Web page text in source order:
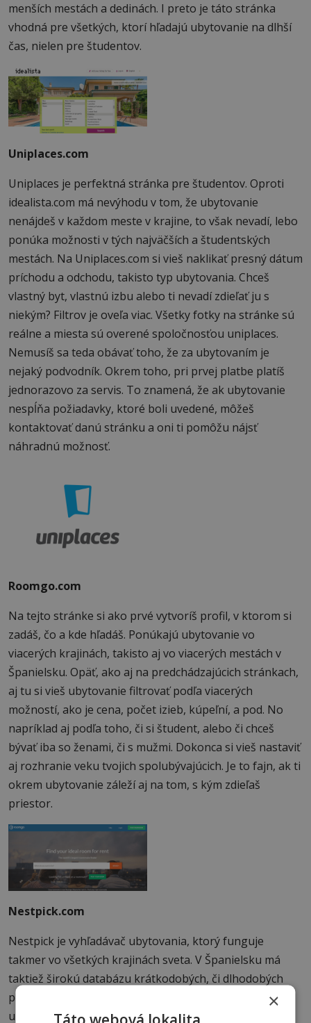
menších mestách a dedinách. I preto je táto stránka
vhodná pre všetkých, ktorí hľadajú ubytovanie na dlhší
čas, nielen pre študentov.
Uniplaces.com
Uniplaces je perfektná stránka pre študentov. Oproti
idealista.com má nevýhodu v tom, že ubytovanie
nenájdeš v každom meste v krajine, to však nevadí, lebo
ponúka možnosti v tých najväčších a študentských
mestách. Na Uniplaces.com si vieš naklikať presný dátum
príchodu a odchodu, takisto typ ubytovania. Chceš
vlastný byt, vlastnú izbu alebo ti nevadí zdieľať ju s
niekým? Filtrov je oveľa viac. Všetky fotky na stránke sú
reálne a miesta sú overené spoločnosťou uniplaces.
Nemusíš sa teda obávať toho, že za ubytovaním je
nejaký podvodník. Okrem toho, pri prvej platbe platíš
jednorazovo za servis. To znamená, že ak ubytovanie
nespĺňa požiadavky, ktoré boli uvedené, môžeš
kontaktovať danú stránku a oni ti pomôžu nájsť
náhradnú možnosť.
Roomgo.com
Na tejto stránke si ako prvé vytvoríš profil, v ktorom si
zadáš, čo a kde hľadáš. Ponúkajú ubytovanie vo
viacerých krajinách, takisto aj vo viacerých mestách v
Španielsku. Opäť, ako aj na predchádzajúcich stránkach,
aj tu si vieš ubytovanie filtrovať podľa viacerých
možností, ako je cena, počet izieb, kúpeľní, a pod. No
napríklad aj podľa toho, či si študent, alebo či chceš
bývať iba so ženami, či s mužmi. Dokonca si vieš nastaviť
aj rozhranie veku tvojich spolubývajúcich. Je to fajn, ak ti
okrem ubytovanie záleží aj na tom, s kým zdieľaš
priestor.
Nestpick.com
Nestpick je vyhľadávač ubytovania, ktorý funguje
takmer vo všetkých krajinách sveta. V Španielsku má
taktiež širokú databázu krátkodobých, či dlhodobých
podnájmov v rôznych mestách. Výhodou je, že
ubytovanie nájde na viacerých stránkach a zoradí ich
×
Táto webová lokalita